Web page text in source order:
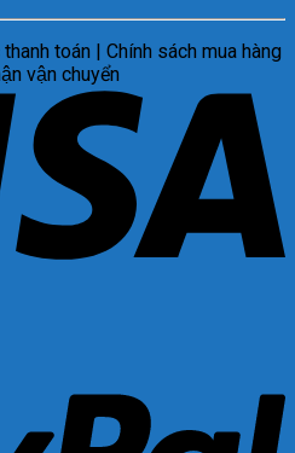
toán | Chính sách mua hàng
vận chuyển